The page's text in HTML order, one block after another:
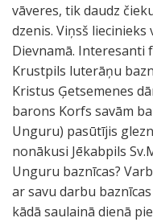
vāveres, tik daudz
dzenis. Viņsš
Dievnamā. Interesanti
Krustpils luterāņu
Kristus Ģetsemenes
barons Korfs savām
Unguru) pasūtījis
nonākusi Jēkabpils
Unguru baznīcas?
ar savu darbu
kādā saulainā dienā